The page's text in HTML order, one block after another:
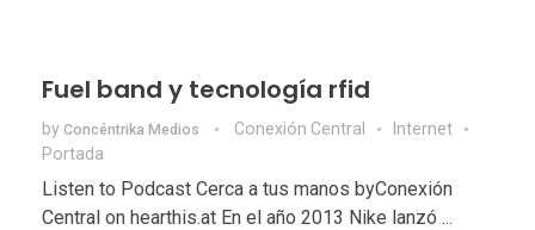
Fuel band y tecnología rfid
by Concéntrika Medios Conexión Central
Internet
Portada
Listen to Podcast Cerca a tus manos byConexión
Central on hearthis.at En el año 2013 Nike lanzó ...